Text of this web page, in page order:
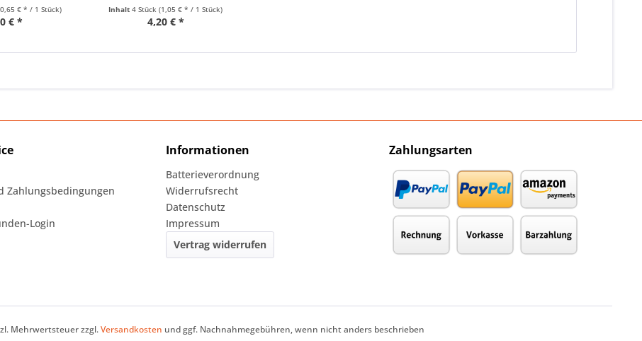
€ * / 1 Stück)
€ *
Inhalt4 Stück(1,05 € * / 1 Stück)
4,20 € *
Zahlungsbedingungen
Login
Informationen
Batterieverordnung
Widerrufsrecht
Datenschutz
Impressum
Vertrag widerrufen
Zahlungsarten
Mehrwertsteuer zzgl.Versandkosten und ggf. Nachnahmegebühren, wenn nicht anders beschrieben